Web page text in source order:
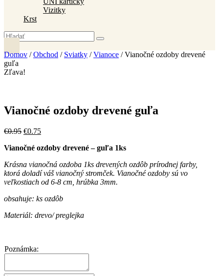
Vizitky
Krst
Domov /Obchod / Sviatky /Vianoce / Vianočné ozdoby drevené
guľa
Zľava!
Vianočné ozdoby drevené guľa
€0.95 Pôvodná
bola:
€0.75Aktuálna
je:
Vianočné ozdoby drevené – guľa 1ks
Krásna vianočná ozdoba 1ks drevených ozdôb prírodnej farby,
ktorá doladí váš vianočný stromček. Vianočné ozdoby sú vo
veľkostiach od 6-8 cm, hrúbka 3mm.
obsahuje: ks ozdôb
Materiál: drevo/ preglejka
Poznámka: